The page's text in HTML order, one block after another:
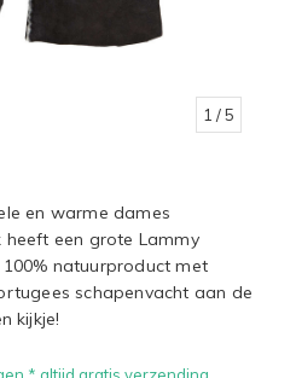
1 / 5
en warme dames
heeft een grote Lammy
natuurproduct met
schapenvacht aan de
kijkje!